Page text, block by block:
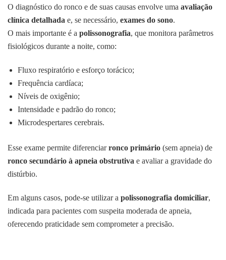
O diagnóstico do ronco e de suas causas envolve uma avaliação
clínica detalhada e, se necessário, exames do sono.
O mais importante é a polissonografia, que monitora parâmetros
fisiológicos durante a noite, como:
Fluxo respiratório e esforço torácico;
Frequência cardíaca;
Níveis de oxigênio;
Intensidade e padrão do ronco;
Microdespertares cerebrais.
Esse exame permite diferenciarronco primário (sem apneia) de
ronco secundário à apneia obstrutiva e avaliar a gravidade do
distúrbio.
Em alguns casos, pode-se utilizar a polissonografia domiciliar,
indicada para pacientes com suspeita moderada de apneia,
oferecendo praticidade sem comprometer a precisão.